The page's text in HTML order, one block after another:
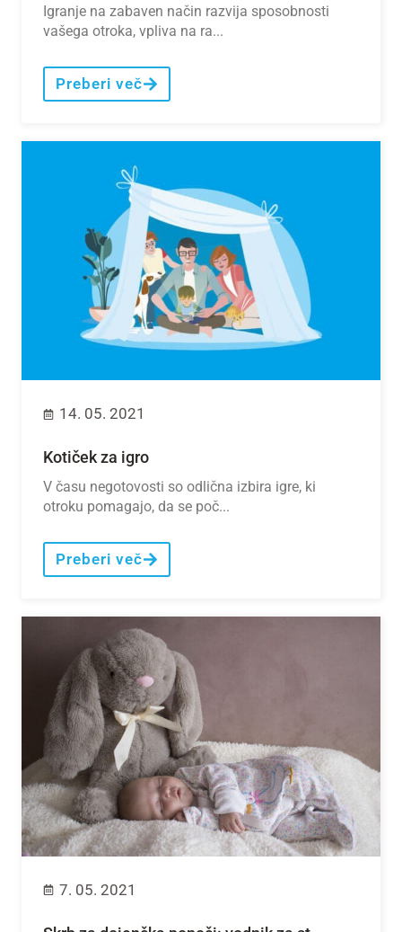
Igranje na zabaven način razvija sposobnosti
vašega otroka, vpliva na ra...
Preberi več
14. 05. 2021
Kotiček za igro
V času negotovosti so odlična izbira igre, ki
otroku pomagajo, da se poč...
Preberi več
7. 05. 2021